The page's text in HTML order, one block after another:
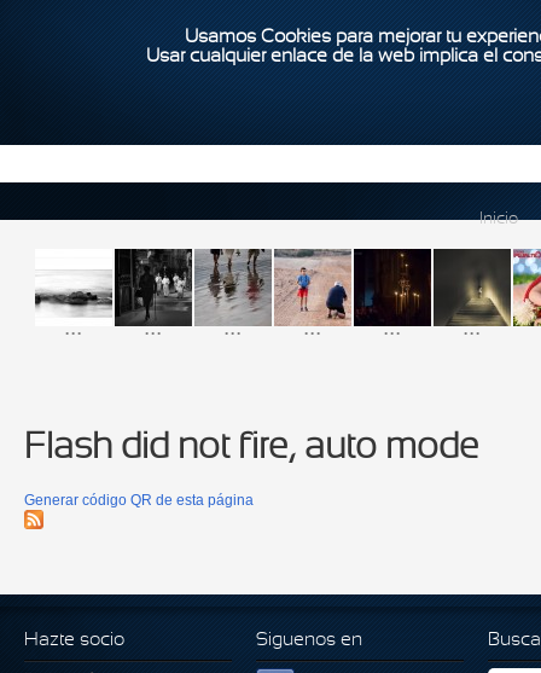
Usamos Cookies para mejorar tu
Usar cualquier enlace de la web implica el
Inicio
... ... ... ... ... ...
Flash did not fire, auto mode
Generar código QR de esta página
Hazte socio Siguenos en